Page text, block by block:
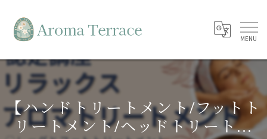
【ハンドトリートメント/フットト
リートメント/ヘッドトリート...